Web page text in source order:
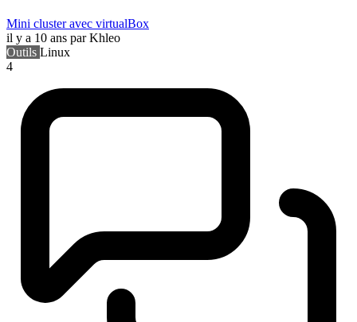
Mini cluster avec virtualBox
il y a 10 ans par Khleo
Outils Linux
4